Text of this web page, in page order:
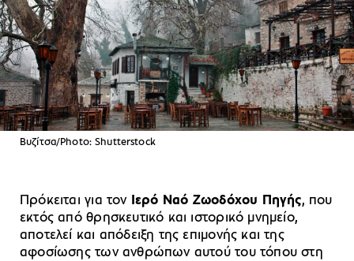
Βυζίτσα/Photo: Shutterstock
Πρόκειται για τον Ιερό Ναό Ζωοδόχου Πηγής, που
εκτός από θρησκευτικό και ιστορικό μνημείο,
αποτελεί και απόδειξη της επιμονής και της
αφοσίωσης των ανθρώπων αυτού του τόπου στη